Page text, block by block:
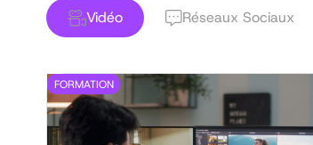
Vidéo Réseaux Sociaux
FORMATION